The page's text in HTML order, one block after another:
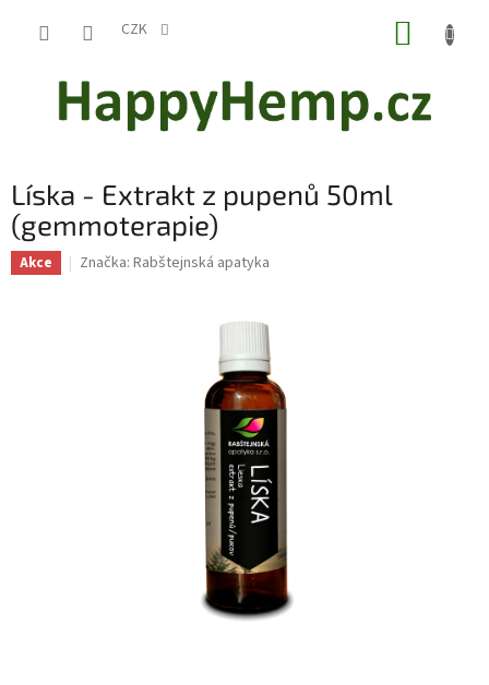
CZK
Líska - Extrakt z pupenů 50ml
(gemmoterapie)
Akce Značka: Rabštejnská apatyka